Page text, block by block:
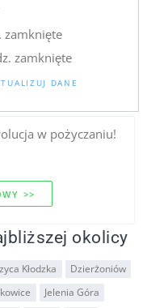
zamknięte
zamknięte
DANE
w pożyczaniu!
>>
okolicy
Kłodzka
Dzierżoniów
Jelenia Góra